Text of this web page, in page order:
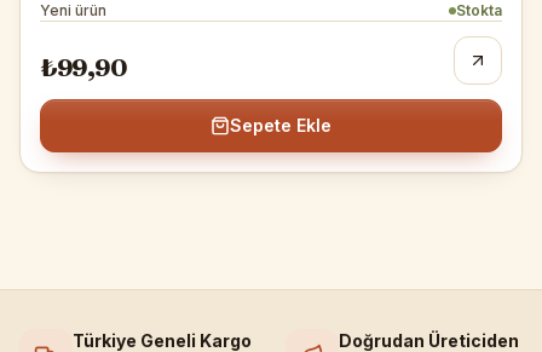
Yeni ürün Stokta
₺99,90
Sepete Ekle
Türkiye Geneli Kargo Doğrudan Üreticiden